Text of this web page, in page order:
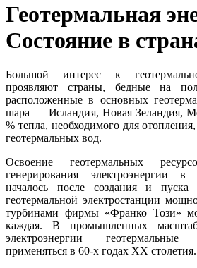
Геотермальная
Состояние в
Большой интерес к
проявляют страны, бедные на
расположенные в основных
шара — Исландия, Новая Зеландия,
% тепла, необходимого для отопления,
геотермальных вод.
Освоение геотермальных
генерирования электроэнергии в
началось после создания и
геотермальной электростанции
турбинами фирмы «Франко Този»
каждая. В промышленных
электроэнергии
применяться в 60-х годах XX столетия.